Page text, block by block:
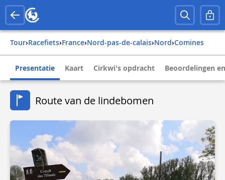
Tour› Racefiets› france› nord-pas-de-calais› nord› comines
Presentatie Kaart Cirkwi's opdracht Beoordelingen
Route van de lindebomen